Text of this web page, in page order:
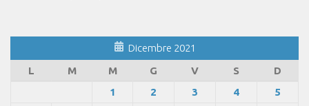
Dicembre 2021
L
M M G V S
D
1
2 3 4
5